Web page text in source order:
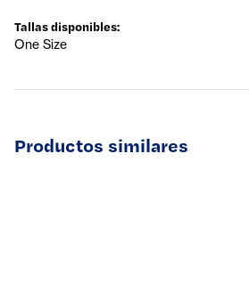
Tallas disponibles:
One Size
Productos similares